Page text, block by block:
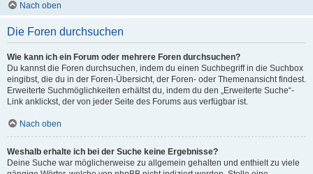
Nach oben
Die Foren durchsuchen
Wie kann ich ein Forum oder mehrere Foren durchsuchen?
Du kannst die Foren durchsuchen, indem du einen Suchbegriff in die Suchbox
eingibst, die du in der Foren-Übersicht, der Foren- oder Themenansicht findest.
Erweiterte Suchmöglichkeiten erhältst du, indem du den „Erweiterte Suche“-
Link anklickst, der von jeder Seite des Forums aus verfügbar ist.
Nach oben
Weshalb erhalte ich bei der Suche keine Ergebnisse?
Deine Suche war möglicherweise zu allgemein gehalten und enthielt zu viele